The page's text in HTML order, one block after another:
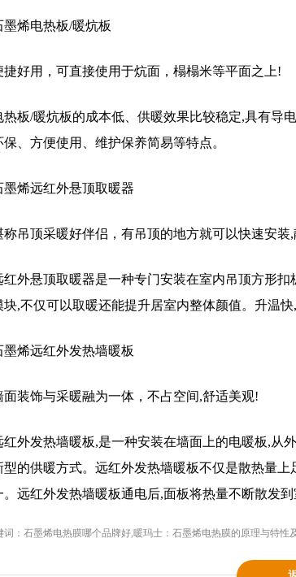
墨烯电热板/暖炕板
捷好用，可直接使用于炕面，榻榻米等平面之上!
热板/暖炕板的成本低、供暖效果比较稳定,具有导
保、方便使用、维护保养简易等特点。
墨烯远红外悬顶取暖器
称吊顶采暖好伴侣，有吊顶的地方就可以快速安装,
红外悬顶取暖器是一种专门安装在室内吊顶方形
块,不仅可以取暖还能提升居室内整体颜值。升温
墨烯远红外发热墙暖板
面装饰与采暖融为一体，不占空间,舒适美观!
红外发热墙暖板,是一种安装在墙面上的电暖板,从
型的供暖方式。远红外发热墙暖板不仅是散热量
。远红外发热墙暖板通电后,面板将热量不断散发到
： 石墨烯电热膜哪个品牌好,暖玛士：石墨烯电热膜的原理与特性